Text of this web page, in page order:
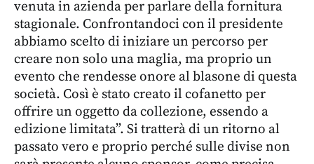
venuta in azienda per parlare della fornitura
stagionale. Confrontandoci con il presidente
abbiamo scelto di iniziare un percorso per
creare non solo una maglia, ma proprio un
evento che rendesse onore al blasone di questa
società. Così è stato creato il cofanetto per
offrire un oggetto da collezione, essendo a
edizione limitata”. Si tratterà di un ritorno al
passato vero e proprio perché sulle divise non